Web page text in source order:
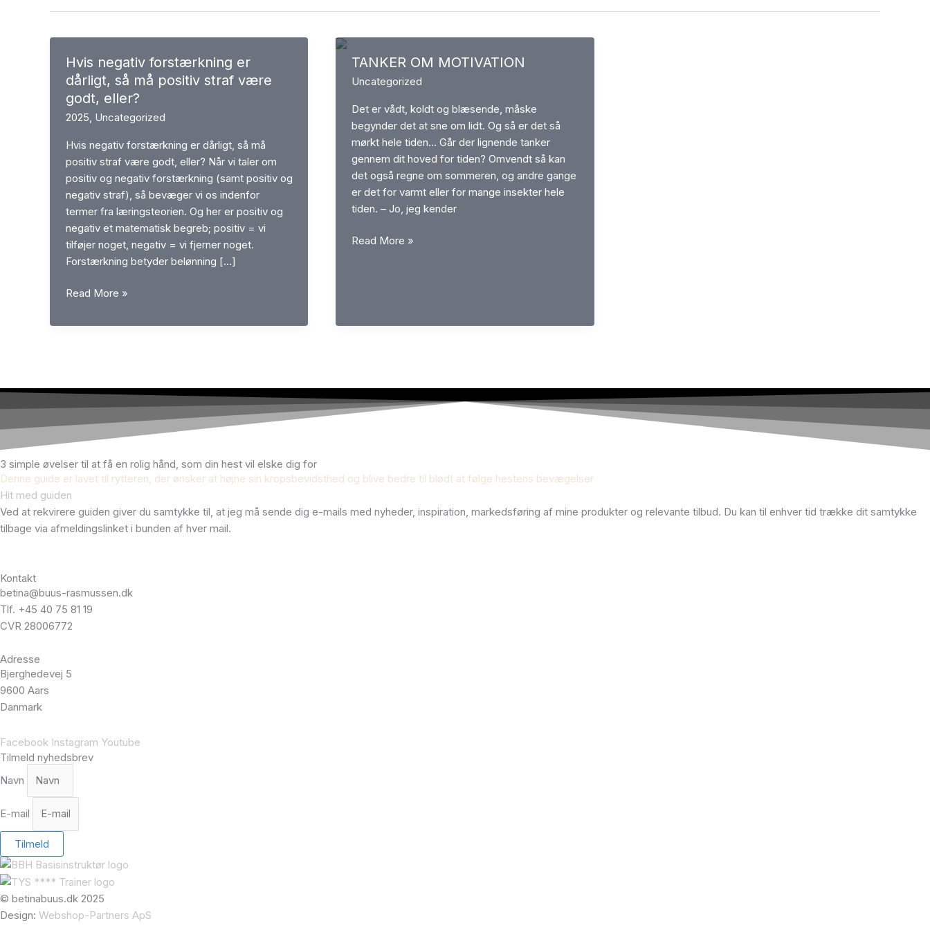
Hvis negativ forstærkning er
dårligt, så må positiv straf være
godt, eller?
2025, Uncategorized
Hvis negativ forstærkning er dårligt, så må
positiv straf være godt, eller? Når vi taler om
positiv og negativ forstærkning (samt positiv og
negativ straf), så bevæger vi os indenfor
termer fra læringsteorien. Og her er positiv og
negativ et matematisk begreb; positiv = vi
tilføjer noget, negativ = vi fjerner noget.
Forstærkning betyder belønning […]
Hvis
forstærkning
må
positiv
straf
være
godt,
eller?
Read More »
TANKER OM MOTIVATION
Uncategorized
Det er vådt, koldt og blæsende, måske
begynder det at sne om lidt. Og så er det så
mørkt hele tiden… Går der lignende tanker
gennem dit hoved for tiden? Omvendt så kan
det også regne om sommeren, og andre gange
er det for varmt eller for mange insekter hele
tiden. – Jo, jeg kender
TANKER
Read More »
3 simple øvelser til at få en rolig hånd, som din hest vil elske dig for
Denne guide er lavet til rytteren, der ønsker at højne sin kropsbevidsthed og blive bedre til blødt at følge hestens bevægelser
Hit med guiden
Ved at rekvirere guiden giver du samtykke til, at jeg må sende dig e-mails med nyheder, inspiration, markedsføring af mine produkter og relevante tilbud. Du kan til enhver tid trække dit samtykke
tilbage via afmeldingslinket i bunden af hver mail.
Kontakt
betina@buus-rasmussen.dk
Tlf. +45 40 75 81 19
CVR 28006772
Adresse
Bjerghedevej 5
9600 Aars
Danmark
Facebook Instagram Youtube
Tilmeld nyhedsbrev
Navn
E-mail
Tilmeld
© betinabuus.dk 2025
Design: Webshop-Partners ApS